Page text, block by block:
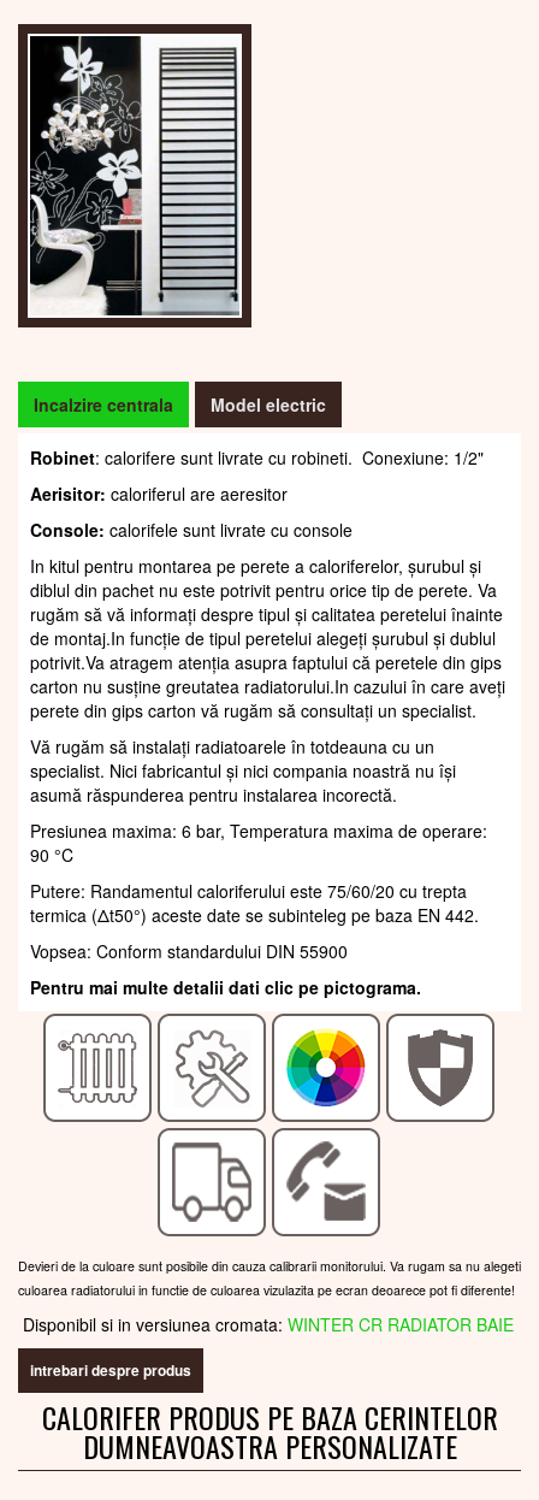
Incalzire centrala Model electric
Robinet: calorifere sunt livrate cu robineti. Conexiune: 1/2"
Aerisitor: caloriferul are aeresitor
Console: calorifele sunt livrate cu console
In kitul pentru montarea pe perete a caloriferelor, șurubul și
diblul din pachet nu este potrivit pentru orice tip de perete. Va
rugăm să vă informați despre tipul și calitatea peretelui înainte
de montaj.In funcție de tipul peretelui alegeți șurubul și dublul
potrivit.Va atragem atenția asupra faptului că peretele din gips
carton nu susține greutatea radiatorului.In cazului în care aveți
perete din gips carton vă rugăm să consultați un specialist.
Vă rugăm să instalați radiatoarele în totdeauna cu un
specialist. Nici fabricantul și nici compania noastră nu își
asumă răspunderea pentru instalarea incorectă.
Presiunea maxima: 6 bar, Temperatura maxima de operare:
90 °C
Putere: Randamentul caloriferului este 75/60/20 cu trepta
termica (Δt50°) aceste date se subinteleg pe baza EN 442.
Vopsea: Conform standardului DIN 55900
Pentru mai multe detalii dati clic pe pictograma.
Devieri de la culoare sunt posibile din cauza calibrarii monitorului. Va rugam sa nu alegeti
culoarea radiatorului in functie de culoarea vizulazita pe ecran deoarece pot fi diferente!
Disponibil si in versiunea cromata: WINTER CR RADIATOR BAIE
intrebari despre produs
CALORIFER PRODUS PE BAZA CERINTELOR
DUMNEAVOASTRA PERSONALIZATE